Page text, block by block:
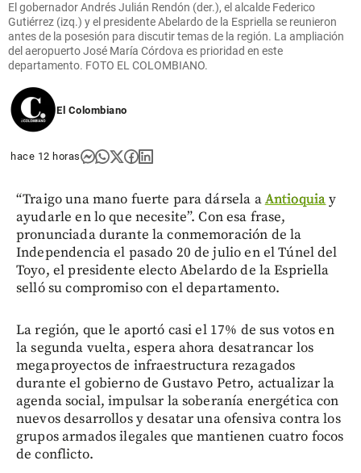
El gobernador Andrés Julián Rendón (der.), el alcalde Federico
Gutiérrez (izq.) y el presidente Abelardo de la Espriella se reunieron
antes de la posesión para discutir temas de la región. La ampliación
del aeropuerto José María Córdova es prioridad en este
departamento. FOTO EL COLOMBIANO.
El Colombiano
hace 12 horas
“Traigo una mano fuerte para dársela aAntioquiay
ayudarle en lo que necesite”. Con esa frase,
pronunciada durante la conmemoración de la
Independencia el pasado 20 de julio en el Túnel del
Toyo, el presidente electo Abelardo de la Espriella
selló su compromiso con el departamento.
La región, que le aportó casi el 17% de sus votos en
la segunda vuelta, espera ahora desatrancar los
megaproyectos de infraestructura rezagados
durante el gobierno de Gustavo Petro, actualizar la
agenda social, impulsar la soberanía energética con
nuevos desarrollos y desatar una ofensiva contra los
grupos armados ilegales que mantienen cuatro focos
de conflicto.